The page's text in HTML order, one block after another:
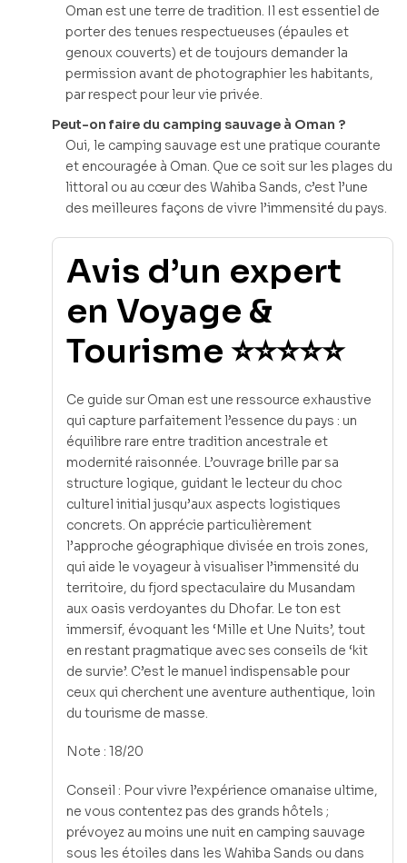
Oman est une terre de tradition. Il est essentiel de
porter des tenues respectueuses (épaules et
genoux couverts) et de toujours demander la
permission avant de photographier les habitants,
par respect pour leur vie privée.
Peut-on faire du camping sauvage à Oman ?
Oui, le camping sauvage est une pratique courante
et encouragée à Oman. Que ce soit sur les plages du
littoral ou au cœur des Wahiba Sands, c’est l’une
des meilleures façons de vivre l’immensité du pays.
Avis d’un expert
en Voyage &
Tourisme ⭐⭐⭐⭐⭐
Ce guide sur Oman est une ressource exhaustive
qui capture parfaitement l’essence du pays : un
équilibre rare entre tradition ancestrale et
modernité raisonnée. L’ouvrage brille par sa
structure logique, guidant le lecteur du choc
culturel initial jusqu’aux aspects logistiques
concrets. On apprécie particulièrement
l’approche géographique divisée en trois zones,
qui aide le voyageur à visualiser l’immensité du
territoire, du fjord spectaculaire du Musandam
aux oasis verdoyantes du Dhofar. Le ton est
immersif, évoquant les ‘Mille et Une Nuits’, tout
en restant pragmatique avec ses conseils de ‘kit
de survie’. C’est le manuel indispensable pour
ceux qui cherchent une aventure authentique, loin
du tourisme de masse.
Note : 18/20
Conseil : Pour vivre l’expérience omanaise ultime,
ne vous contentez pas des grands hôtels ;
prévoyez au moins une nuit en camping sauvage
sous les étoiles dans les Wahiba Sands ou dans